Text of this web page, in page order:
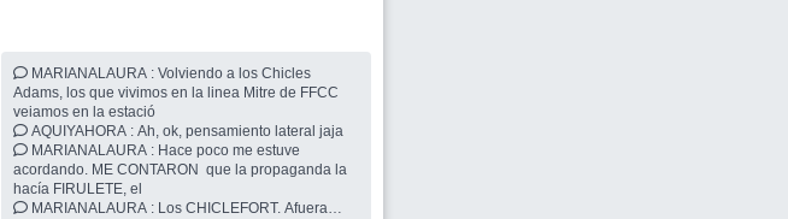
MARIANALAURA : Volviendo a los Chicles
Adams, los que vivimos en la linea Mitre de FFCC
veiamos en la estació
AQUIYAHORA : Ah, ok, pensamiento lateral jaja
MARIANALAURA : Hace poco me estuve
acordando. ME CONTARON que la propaganda la
hacía FIRULETE, el
MARIANALAURA : Los CHICLEFORT. Afuera